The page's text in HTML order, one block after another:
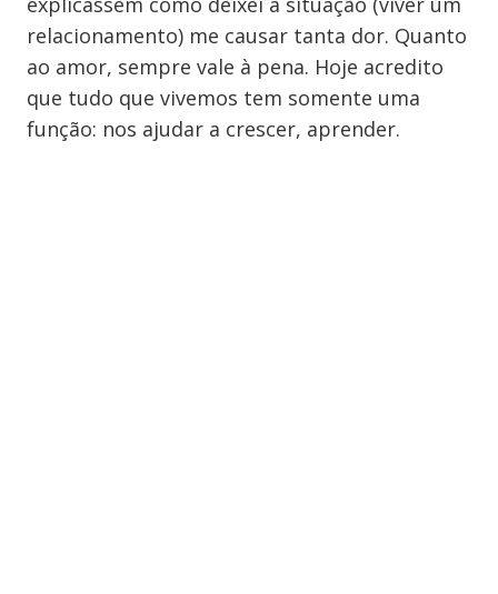
relacionamento) me causar tanta dor. Quanto
ao amor, sempre vale à pena. Hoje acredito
que tudo que vivemos tem somente uma
função: nos ajudar a crescer, aprender.